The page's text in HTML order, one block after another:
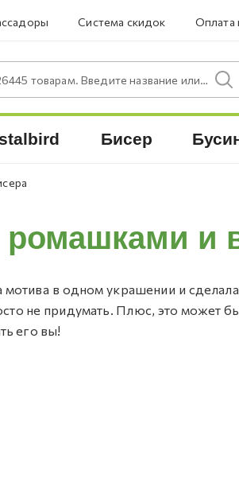
Система скидок Оплата
товарам. Введите название или артикул.
Бисер
ромашками
в одном украшении и сделала
не придумать. Плюс, это может
его вы!